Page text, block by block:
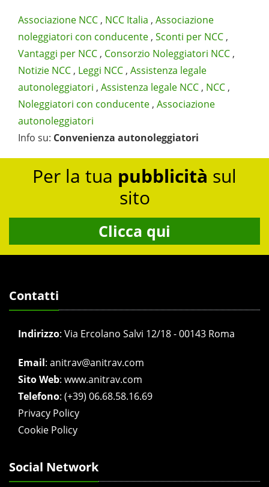
Associazione NCC , NCC Italia , Associazione
noleggiatori con conducente , Sconti per NCC ,
Vantaggi per NCC , Consorzio Noleggiatori NCC ,
Notizie NCC , Leggi NCC , Assistenza legale
autonoleggiatori , Assistenza legale NCC , NCC ,
Noleggiatori con conducente , Associazione
autonoleggiatori
Info su: Convenienza autonoleggiatori
Per la tua pubblicità sul
sito
Clicca qui
Contatti
Indirizzo: Via Ercolano Salvi 12/18 - 00143 Roma
Email: anitrav@anitrav.com
Sito Web: www.anitrav.com
Telefono: (+39) 06.68.58.16.69
Privacy Policy
Cookie Policy
Social Network